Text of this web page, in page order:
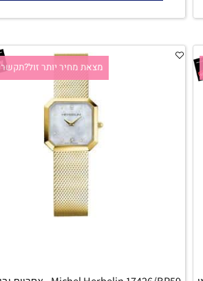
מצאת מחיר יותר זול?תקשרו אלינו!